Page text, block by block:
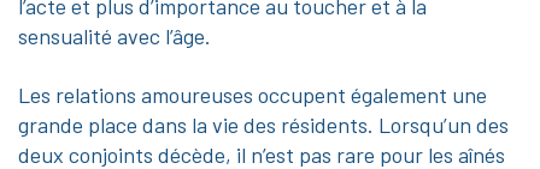
l’acte et plus d’importance au toucher et à la
sensualité avec l’âge.
Les relations amoureuses occupent également une
grande place dans la vie des résidents. Lorsqu’un des
deux conjoints décède, il n’est pas rare pour les aînés